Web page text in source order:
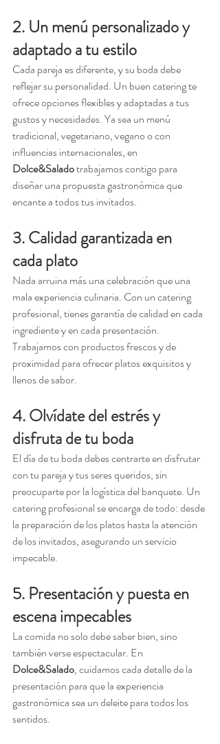
2. Un menú personalizado y
adaptado a tu estilo
Cada pareja es diferente, y su boda debe
reflejar su personalidad. Un buen catering te
ofrece opciones flexibles y adaptadas a tus
gustos y necesidades. Ya sea un menú
tradicional, vegetariano, vegano o con
influencias internacionales, en
Dolce&Salado trabajamos contigo para
diseñar una propuesta gastronómica que
encante a todos tus invitados.
3. Calidad garantizada en
cada plato
Nada arruina más una celebración que una
mala experiencia culinaria. Con un catering
profesional, tienes garantía de calidad en cada
ingrediente y en cada presentación.
Trabajamos con productos frescos y de
proximidad para ofrecer platos exquisitos y
llenos de sabor.
4. Olvídate del estrés y
disfruta de tu boda
El día de tu boda debes centrarte en disfrutar
con tu pareja y tus seres queridos, sin
preocuparte por la logística del banquete. Un
catering profesional se encarga de todo: desde
la preparación de los platos hasta la atención
de los invitados, asegurando un servicio
impecable.
5. Presentación y puesta en
escena impecables
La comida no solo debe saber bien, sino
también verse espectacular. En
Dolce&Salado, cuidamos cada detalle de la
presentación para que la experiencia
gastronómica sea un deleite para todos los
sentidos.